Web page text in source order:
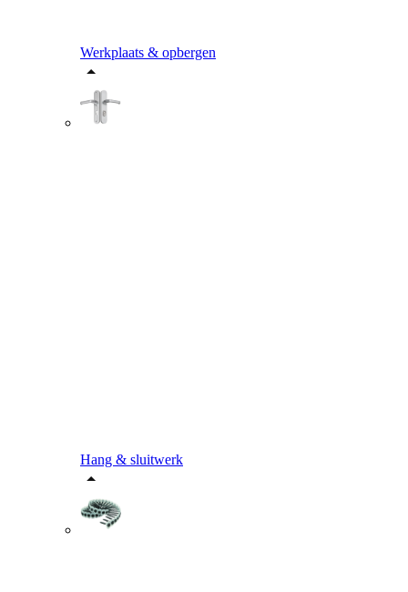
Werkplaats & opbergen
Hang & sluitwerk